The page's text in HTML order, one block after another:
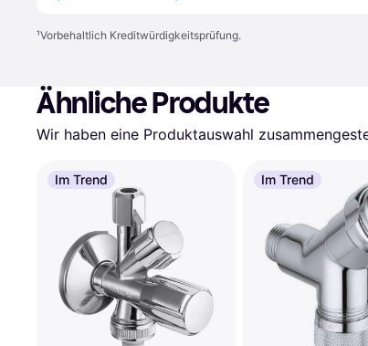
¹Vorbehaltlich Kreditwürdigkeitsprüfung.
Ähnliche Produkte
Wir haben eine Produktauswahl
Im Trend Im Trend